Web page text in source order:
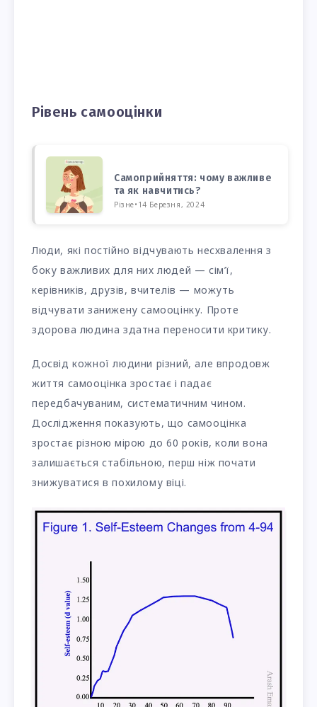
Рівень самооцінки
Самоприйняття: чому важливе
та як навчитись?
Різне• 14 Березня, 2024
Люди, які постійно відчувають несхвалення з
боку важливих для них людей — сім’ї,
керівників, друзів, вчителів — можуть
відчувати занижену самооцінку. Проте
здорова людина здатна переносити критику.
Досвід кожної людини різний, але впродовж
життя самооцінка зростає і падає
передбачуваним, систематичним чином.
Дослідження показують, що самооцінка
зростає різною мірою до 60 років, коли вона
залишається стабільною, перш ніж почати
знижуватися в похилому віці.